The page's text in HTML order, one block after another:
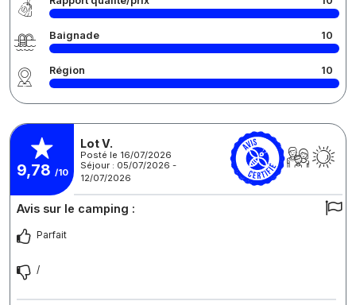
Baignade 10
Région 10
9,78 /10
Lot V.
Posté le 16/07/2026
Séjour : 05/07/2026 -
12/07/2026
Avis sur le camping :
Parfait
/